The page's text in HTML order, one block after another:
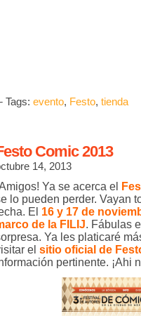
Tags: evento, Festo, tienda
Comic 2013
14, 2013
Ya se acerca el
lo pueden perder. Vayan
El 16 y 17 de
de la FILIJ. Fábulas
Ya les platicaré
el sitio oficial de
pertinente. ¡Ahi